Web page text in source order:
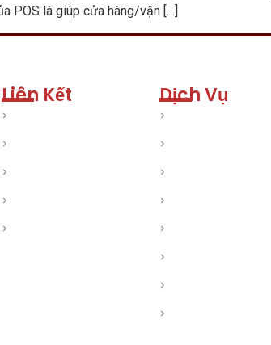
POS là giúp cửa hàng/vận […]
Liên Kết Dịch Vụ